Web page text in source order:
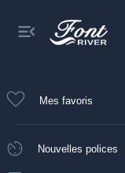
Mes favoris
Nouvelles polices